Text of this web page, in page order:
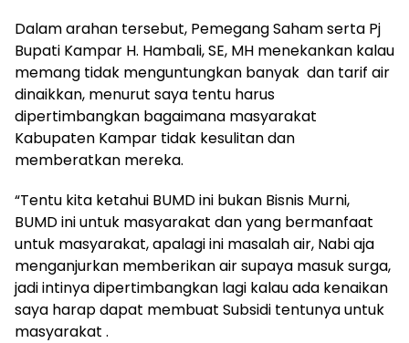
Dalam arahan tersebut, Pemegang Saham serta Pj
Bupati Kampar H. Hambali, SE, MH menekankan kalau
memang tidak menguntungkan banyak dan tarif air
dinaikkan, menurut saya tentu harus
dipertimbangkan bagaimana masyarakat
Kabupaten Kampar tidak kesulitan dan
memberatkan mereka.
“Tentu kita ketahui BUMD ini bukan Bisnis Murni,
BUMD ini untuk masyarakat dan yang bermanfaat
untuk masyarakat, apalagi ini masalah air, Nabi aja
menganjurkan memberikan air supaya masuk surga,
jadi intinya dipertimbangkan lagi kalau ada kenaikan
saya harap dapat membuat Subsidi tentunya untuk
masyarakat .